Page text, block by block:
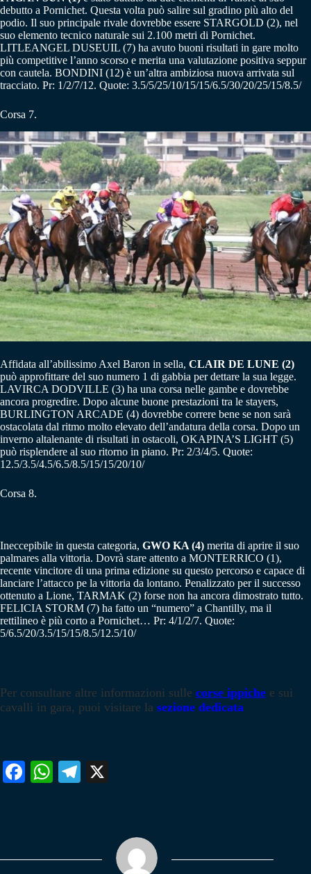
debutto a Pornichet. Questa volta può salire sul gradino più alto del
podio. Il suo principale rivale dovrebbe essere STARGOLD (2), nel
suo elemento tecnico naturale sui 2.100 metri di Pornichet.
LITLEANGEL DUSEUIL (7) ha avuto buoni risultati in gare molto
più competitive l’anno scorso e merita una valutazione positiva seppur
con cautela. BONDINI (12) è un’altra ambiziosa nuova arrivata sul
tracciato. Pr: 1/2/7/12. Quote: 3.5/5/25/10/15/15/6.5/30/20/25/15/8.5/
Corsa 7.
Affidata all’abilissimo Axel Baron in sella, CLAIR DE LUNE (2)
può approfittare del suo numero 1 di gabbia per dettare la sua legge.
LAVIRCA DODVILLE (3) ha una corsa nelle gambe e dovrebbe
ancora progredire. Dopo alcune buone prestazioni tra le stayers,
BURLINGTON ARCADE (4) dovrebbe correre bene se non sarà
ostacolata dal ritmo molto elevato dell’andatura della corsa. Dopo un
inverno altalenante di risultati in ostacoli, OKAPINA’S LIGHT (5)
può risplendere al suo ritorno in piano. Pr: 2/3/4/5. Quote:
12.5/3.5/4.5/6.5/8.5/15/15/20/10/
Corsa 8.
Ineccepibile in questa categoria, GWO KA (4) merita di aprire il suo
palmares alla vittoria. Dovrà stare attento a MONTERRICO (1),
recente vincitore di una prima edizione su questo percorso e capace di
lanciare l’attacco pe la vittoria da lontano. Penalizzato per il successo
ottenuto a Lione, TARMAK (2) forse non ha ancora dimostrato tutto.
FELICIA STORM (7) ha fatto un “numero” a Chantilly, ma il
rettilineo è più corto a Pornichet… Pr: 4/1/2/7. Quote:
5/6.5/20/3.5/15/15/8.5/12.5/10/
Per consultare altre informazioni sulle corse ippiche e sui
cavalli in gara, puoi visitare la sezione dedicata
Fa W
pp
Te
m